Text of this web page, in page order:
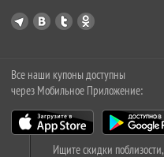
Все наши купоны доступны
через Мобильное Приложение:
Ищите скидки поблизости,